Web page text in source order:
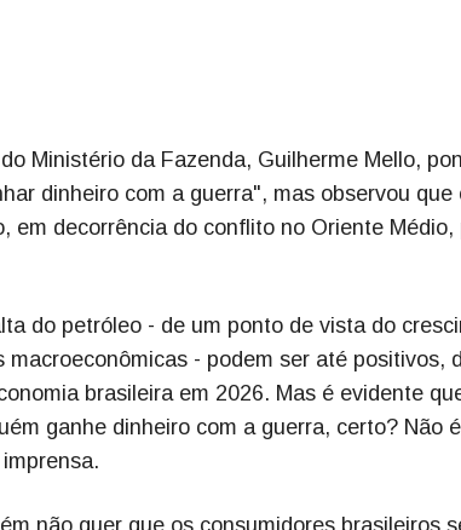
Ministério da Fazenda, Guilherme Mello,
dinheiro com a guerra", mas observou que
em decorrência do conflito no Oriente
do petróleo - de um ponto de vista do
- podem ser até positivos,
brasileira em 2026. Mas é evidente
ganhe dinheiro com a guerra, certo? Não
não quer que os consumidores brasileiros